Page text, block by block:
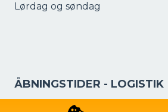
Lørdag og søndag
ÅBNINGSTIDER - LOGISTIK
Mandag - torsdag